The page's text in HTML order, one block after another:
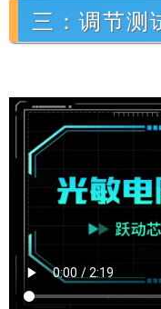
三：调节测